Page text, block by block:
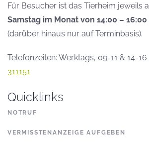
Für Besucher ist das Tierheim jeweils
Samstag im Monat von 14:00 – 16:00
(darüber hinaus nur auf Terminbasis).
Telefonzeiten: Werktags, 09-11 & 14-
311151
Quicklinks
NOTRUF
VERMISSTENANZEIGE AUFGEBEN